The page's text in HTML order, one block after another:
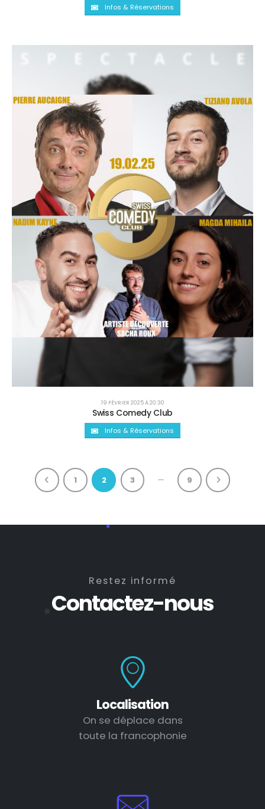
Infos & Réservations
19 FÉVRIER 2025 À 20:30
Swiss Comedy Club
Infos & Réservations
1 2 3 … 9
Restez informé
Contactez-nous
Localisation
On se déplace dans
toute la francophonie